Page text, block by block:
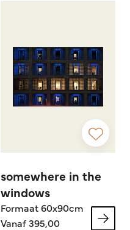
somewhere in the
windows
Formaat 60x90cm
Vanaf 395,00